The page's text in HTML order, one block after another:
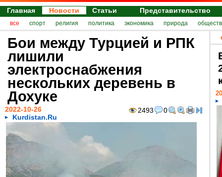
Главная Новости Статьи Представительство
все спорт религия политика экономика природа
Бои между Турцией и РПК
лишили
электроснабжения
нескольких деревень в
Дохуке
2493 0
2022-10-26
Kurdistan.Ru